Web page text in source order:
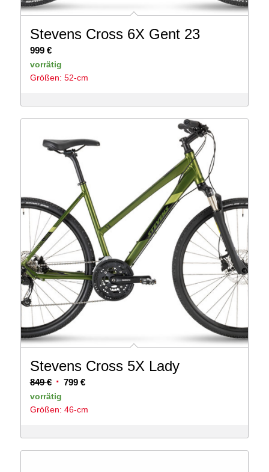
Stevens Cross 6X Gent 23
999 €
vorrätig
Größen: 52-cm
Stevens Cross 5X Lady
849€ Ursprünglicher
Preis
war:
799 €Aktueller
ist:
vorrätig
Größen: 46-cm